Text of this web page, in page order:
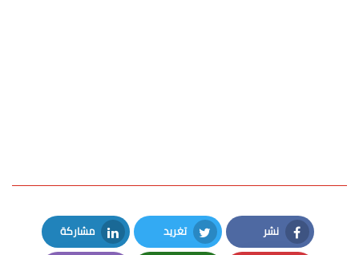
نشر
Facebook
تغريد
Twitter
مشاركة
LinkedIn